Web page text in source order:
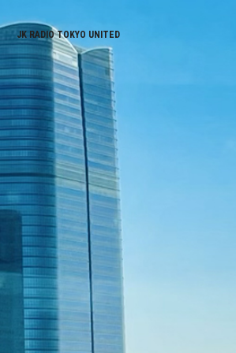
JK RADIO TOKYO UNITED